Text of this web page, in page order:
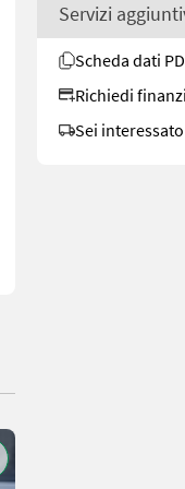
ADBLUE * 4
Servizi
Scheda dati
Richiedi
Sei